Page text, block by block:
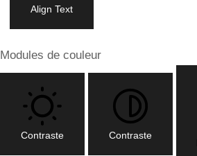
Align Text
Modules de couleur
Contraste Contraste